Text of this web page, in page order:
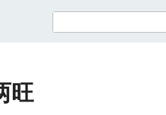
旺